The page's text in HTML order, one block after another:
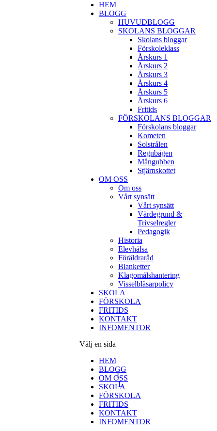
HEM
BLOGG
HUVUDBLOGG
SKOLANS BLOGGAR
Skolans bloggar
Förskoleklass
Årskurs 1
Årskurs 2
Årskurs 3
Årskurs 4
Årskurs 5
Årskurs 6
Fritids
FÖRSKOLANS BLOGGAR
Förskolans bloggar
Kometen
Solstrålen
Regnbågen
Mångubben
Stjärnskottet
OM OSS
Om oss
Vårt synsätt
Vårt synsätt
Värdegrund &
Trivselregler
Pedagogik
Historia
Elevhälsa
Föräldraråd
Blanketter
Klagomålshantering
Visselblåsarpolicy
SKOLA
FÖRSKOLA
FRITIDS
KONTAKT
INFOMENTOR
Välj en sida
HEM
BLOGG
OM OSS
SKOLA
FÖRSKOLA
FRITIDS
KONTAKT
INFOMENTOR